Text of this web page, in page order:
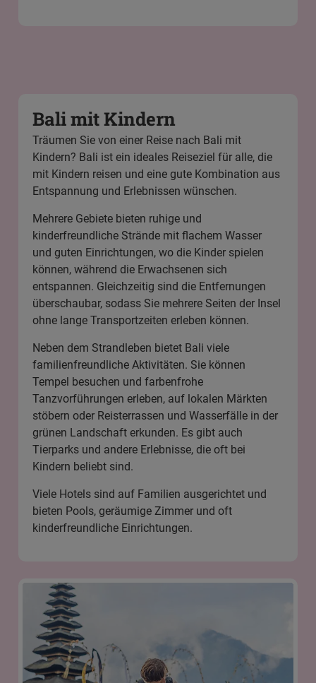
Bali mit Kindern
Träumen Sie von einer Reise nach Bali mit
Kindern? Bali ist ein ideales Reiseziel für alle, die
mit Kindern reisen und eine gute Kombination aus
Entspannung und Erlebnissen wünschen.
Mehrere Gebiete bieten ruhige und
kinderfreundliche Strände mit flachem Wasser
und guten Einrichtungen, wo die Kinder spielen
können, während die Erwachsenen sich
entspannen. Gleichzeitig sind die Entfernungen
überschaubar, sodass Sie mehrere Seiten der Insel
ohne lange Transportzeiten erleben können.
Neben dem Strandleben bietet Bali viele
familienfreundliche Aktivitäten. Sie können
Tempel besuchen und farbenfrohe
Tanzvorführungen erleben, auf lokalen Märkten
stöbern oder Reisterrassen und Wasserfälle in der
grünen Landschaft erkunden. Es gibt auch
Tierparks und andere Erlebnisse, die oft bei
Kindern beliebt sind.
Viele Hotels sind auf Familien ausgerichtet und
bieten Pools, geräumige Zimmer und oft
kinderfreundliche Einrichtungen.